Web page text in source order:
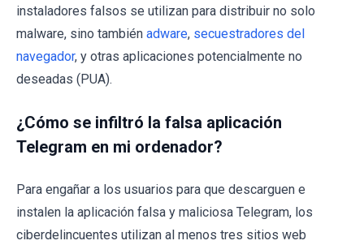
instaladores falsos se utilizan para distribuir no solo
malware, sino también adware, secuestradores del
navegador, y otras aplicaciones potencialmente no
deseadas (PUA).
¿Cómo se infiltró la falsa aplicación
Telegram en mi ordenador?
Para engañar a los usuarios para que descarguen e
instalen la aplicación falsa y maliciosa Telegram, los
ciberdelincuentes utilizan al menos tres sitios web